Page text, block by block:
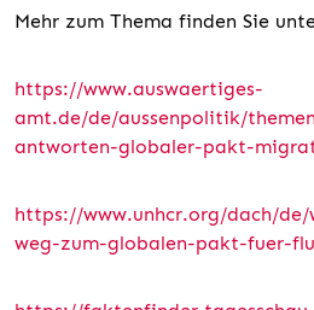
Mehr zum Thema finden Sie
https://www.auswaertiges-
amt.de/de/aussenpolitik/
antworten-globaler-pakt-
https://www.unhcr.org/dach/
weg-zum-globalen-pakt-fuer-